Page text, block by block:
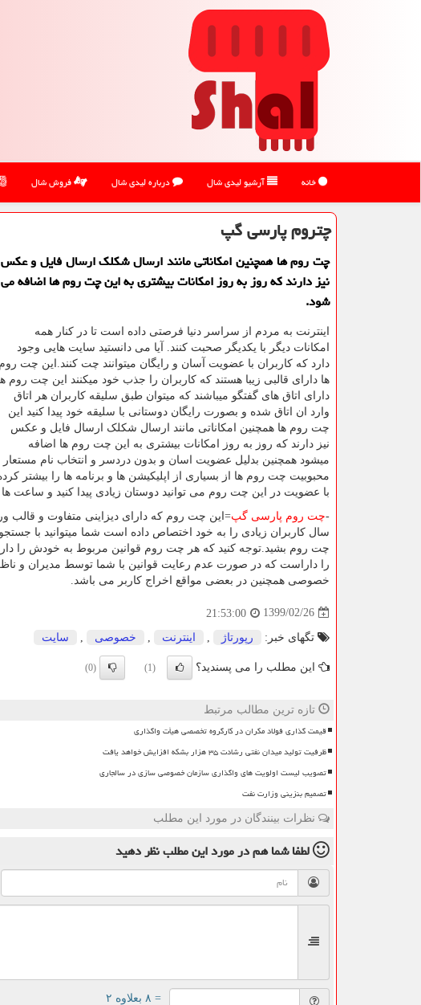
خانه آرشیو لیدی شال درباره لیدی شال فروش شال
چتروم پارسی گپ
چت روم ها همچنین امكاناتی مانند ارسال شكلك ارسال فایل و عكس
نیز دارند كه روز به روز امكانات بیشتری به این چت روم ها اضافه می
شود.
اینترنت به مردم از سراسر دنیا فرصتی داده است تا در کنار همه
امکانات دیگر با یکدیگر صحبت کنند. آیا می دانستید سایت هایی وجود
دارد که کاربران با عضویت آسان و رایگان میتوانند چت کنند.این چت روم
ها دارای قالبی زیبا هستند که کاربران را جذب خود میکنند این چت روم
دارای اتاق های گفتگو میباشند که میتوان طبق سلیقه کاربران هر اتاق
وارد ان اتاق شده و بصورت رایگان دوستانی با سلیقه خود پیدا کنید این
چت روم ها همچنین امکاناتی مانند ارسال شکلک ارسال فایل و عکس
نیز دارند که روز به روز امکانات بیشتری به این چت روم ها اضافه
میشود همچنین بدلیل عضویت اسان و بدون دردسر و انتخاب نام مستعار
محبوبیت چت روم ها از بسیاری از اپلیکیشن ها و برنامه ها را
با عضویت در این چت روم می توانید دوستان زیادی پیدا کنید و ساعت
-چت روم پارسی گپ
سال کاربران زیادی را به خود اختصاص داده است شما میتوانید با
چت روم بشید.توجه کنید که هر چت روم قوانین مربوط به خودش را
را داراست که در صورت عدم رعایت قوانین با شما توسط مدیران و
خصوصی همچنین در بعضی مواقع اخراج کاربر می باشد.
1399/02/26
21:53:00
تگهای خبر: رپورتاژ اینترنت خصوصی سایت
این مطلب را می پسندید؟ (1)
(0)
تازه ترین مطالب مرتبط
قیمت گذاری فولاد مکران در کارگروه تخصصی هیأت واگذاری
ظرفیت تولید میدان نفتی رشادت ۳۵ هزار بشکه افزایش خواهد یافت
تصویب لیست اولویت های واگذاری سازمان خصوصی سازی در سالجاری
تصمیم بنزینی وزارت نفت
نظرات بینندگان در مورد این مطلب
لطفا شما همدر مورد این مطلبنظر دهید
= ۸ بعلاوه ۲